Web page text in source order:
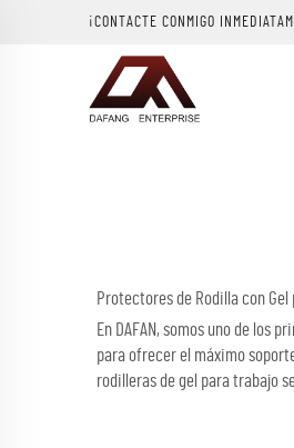
¡CONTACTE CONMIGO
Protectores de Rodilla con Gel
En DAFAN, somos uno de los
para ofrecer el máximo
rodilleras de gel para trabajo